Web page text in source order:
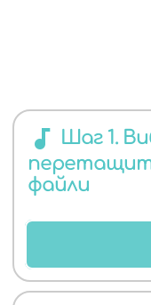
audiotrack Шаг 1.
файли